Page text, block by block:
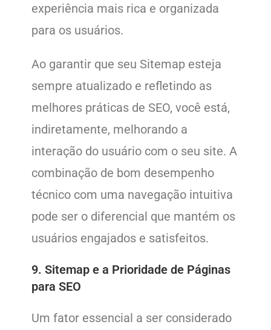
experiência mais rica e organizada
para os usuários.
Ao garantir que seu Sitemap esteja
sempre atualizado e refletindo as
melhores práticas de SEO, você está,
indiretamente, melhorando a
interação do usuário com o seu site. A
combinação de bom desempenho
técnico com uma navegação intuitiva
pode ser o diferencial que mantém os
usuários engajados e satisfeitos.
9. Sitemap e a Prioridade de Páginas
para SEO
Um fator essencial a ser considerado